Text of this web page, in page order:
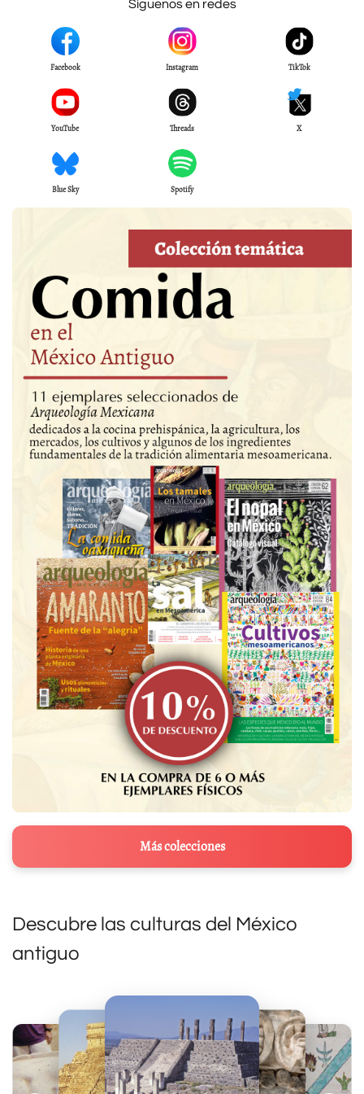
Síguenos en redes
Facebook Instagram TikTok
YouTube Threads X
Blue Sky Spotify
Más colecciones
Descubre las culturas del México
antiguo